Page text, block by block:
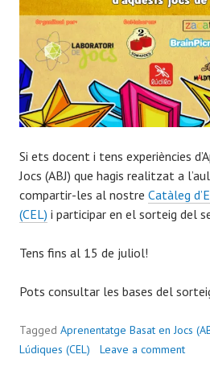
Si ets docent i tens experiències
Jocs (ABJ) que hagis realitzat a
compartir-les al nostre Catàleg
(CEL) i participar en el sorteig del
Tens fins al 15 de juliol!
Pots consultar les bases del
Tagged Aprenentatge Basat en Jocs
Lúdiques (CEL)
Leave a comment